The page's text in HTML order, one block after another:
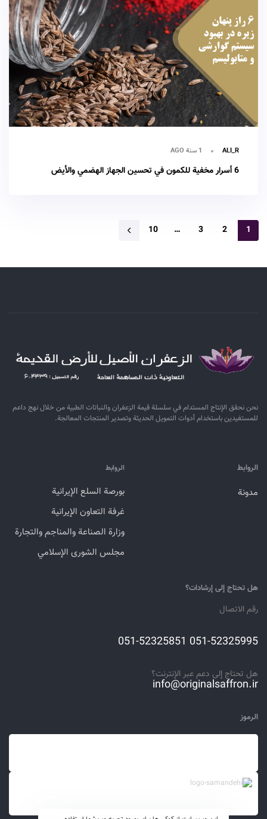
ALI_R 1 سنة AGO
6 أسرار مخفية للكمون في تحسين الجهاز الهضمي والأيض
1
2
3
…
10
نحن نحقق الإنتاج المستدام في سلسلة قيمة الزعفران والنباتات الطبية من خلال نهج داعم
للمستفيدين باستخدام أدوات التمويل الحديثة وتصدير المنتجات المعالجة.
الروابط
مدونة
الروابط
بورصة السلع الإيرانية
غرفة التعاون الإيرانية
وزارة الصناعة والمناجم والتجارة
مجلس الشورى الإسلامي
هل تحتاج إلى إرشادات؟
رقم الاتصال
051-52325995 051-52325851
هل تحتاج إلى دعم عبر الإنترنت؟
info@originalsaffron.ir
الرموز